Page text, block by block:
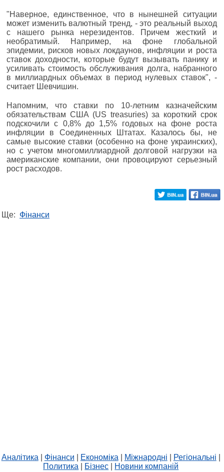
"Наверное, единственное, что в нынешней ситуации
может изменить валютный тренд, - это реальный выход
с нашего рынка нерезидентов. Причем жесткий и
необратимый. Например, на фоне глобальной
эпидемии, рисков новых локдаунов, инфляции и роста
ставок доходности, которые будут вызывать панику и
усиливать стоимость обслуживания долга, набранного
в миллиардных объемах в период нулевых ставок", -
считает Шевчишин.
Напомним, что ставки по 10-летним казначейским
обязательствам США (US treasuries) за короткий срок
подскочили с 0,8% до 1,5% годовых на фоне роста
инфляции в Соединенных Штатах. Казалось бы, не
самые высокие ставки (особенно на фоне украинских),
но с учетом многомиллиардной долговой нагрузки на
американские компании, они провоцируют серьезный
рост расходов.
Ще: Фінанси
Аналітика Фінанси Економіка Міжнародні Регіональні
Политика
Бізнес Новини компаній